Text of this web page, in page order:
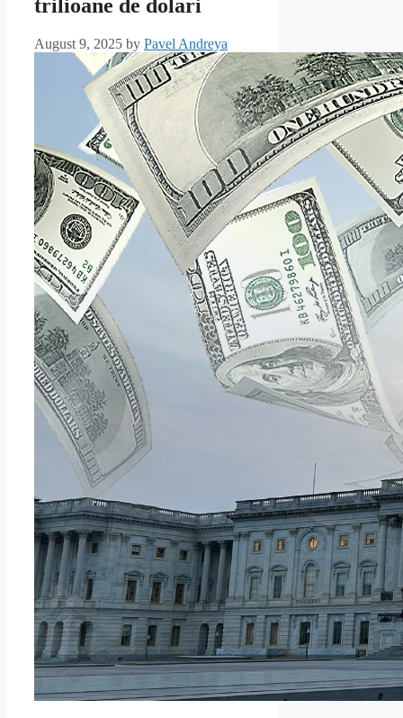
trilioane de dolari
August 9, 2025 by Pavel Andreya